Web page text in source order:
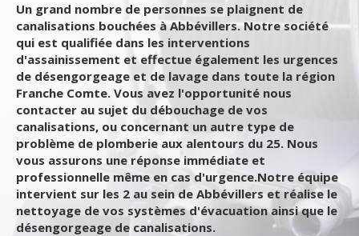
Un grand nombre de personnes se plaignent de
canalisations bouchées à Abbévillers. Notre société
qui est qualifiée dans les interventions
d'assainissement et effectue également les urgences
de désengorgeage et de lavage dans toute la région
Franche Comte. Vous avez l'opportunité nous
contacter au sujet du débouchage de vos
canalisations, ou concernant un autre type de
problème de plomberie aux alentours du 25. Nous
vous assurons une réponse immédiate et
professionnelle même en cas d'urgence.Notre équipe
intervient sur les 2 au sein de Abbévillers et réalise le
nettoyage de vos systèmes d'évacuation ainsi que le
désengorgeage de canalisations.